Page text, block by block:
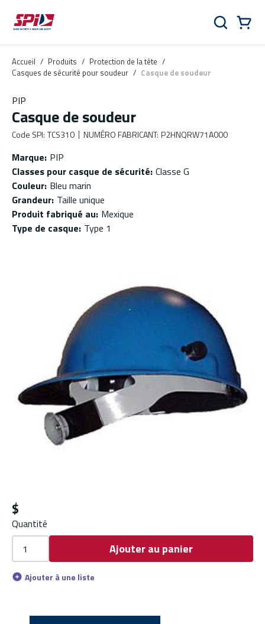
Aller au contenu principal
Skip to menu
Skip to footer
Rechercher
Accueil / Produits / Protection de la tête /
Casques de sécurité pour soudeur / Casque de soudeur
PIP
Casque de soudeur
Code SPI: TCS310 NUMÉRO FABRICANT: P2HNQRW71A000
Marque: PIP
Classes pour casque de sécurité: Classe G
Couleur: Bleu marin
Grandeur: Taille unique
Produit fabriqué au: Mexique
Type de casque: Type 1
$
Quantité
Ajouter au panier
Ajouter à une liste